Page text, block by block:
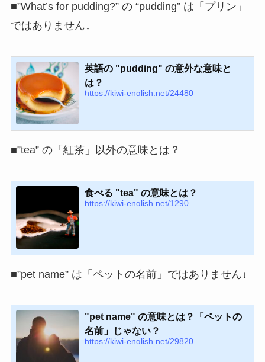
■”What’s for pudding?” の “pudding” は「プリン」
ではありません↓
英語の "pudding" の意外な意味と
は？
https://kiwi-english.net/24480
■”tea” の「紅茶」以外の意味とは？
食べる "tea" の意味とは？
https://kiwi-english.net/1290
■”pet name” は「ペットの名前」ではありません↓
"pet name" の意味とは？「ペットの
名前」じゃない？
https://kiwi-english.net/29820